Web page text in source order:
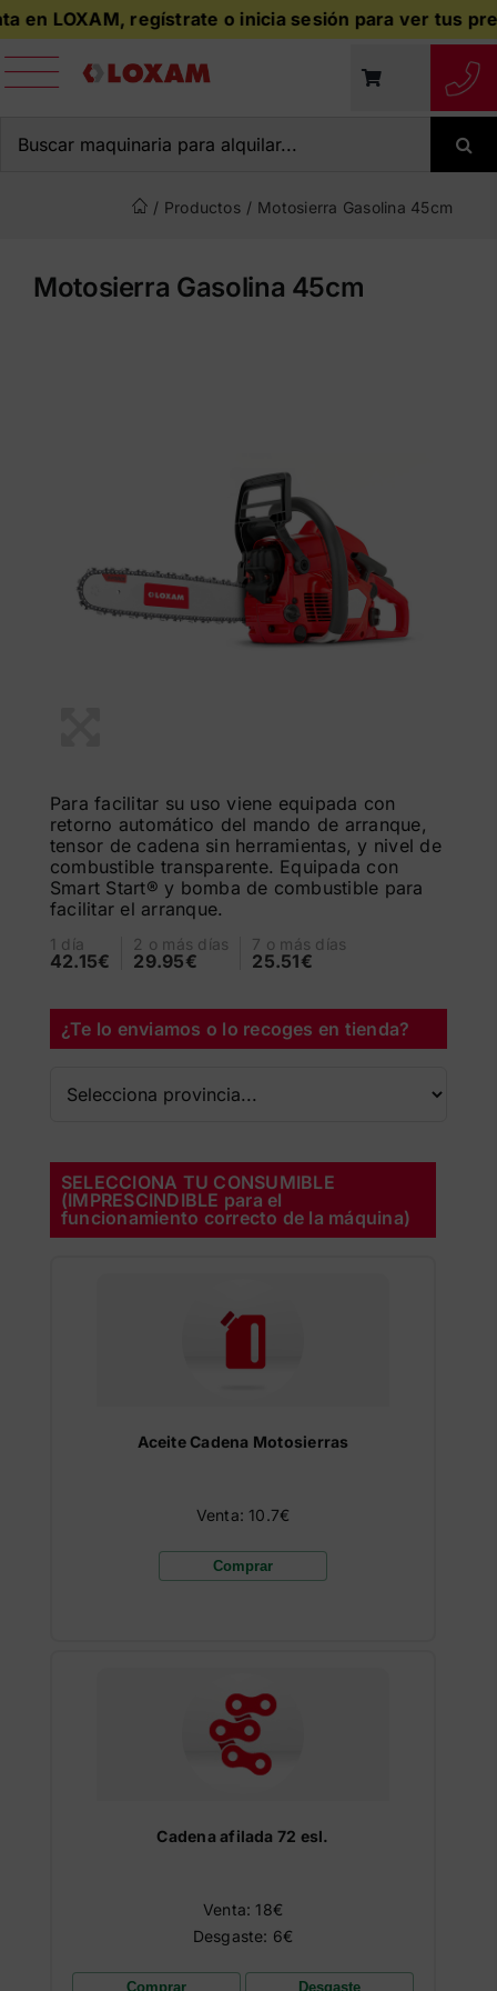
Saltar
al
contenido
LOXAM, regístrate o inicia sesión para ver tus
/ Productos / Motosierra Gasolina 45cm
Motosierra Gasolina 45cm
Para facilitar su uso viene equipada con
retorno automático del mando de arranque,
tensor de cadena sin herramientas, y nivel de
combustible transparente. Equipada con
Smart Start® y bomba de combustible para
facilitar el arranque.
1 día
42.15€
2 o más días
29.95€
7 o más días
25.51€
¿Te lo enviamos o lo recoges en tienda?
SELECCIONA TU CONSUMIBLE
(IMPRESCINDIBLE para el
funcionamiento correcto de la máquina)
Aceite Cadena Motosierras
Venta: 10.7€
Comprar
Cadena afilada 72 esl.
Venta: 18€
Desgaste: 6€
Comprar Desgaste